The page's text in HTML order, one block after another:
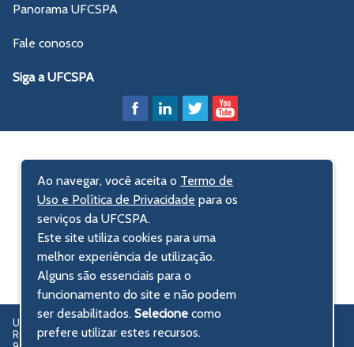
Panorama UFCSPA
Fale conosco
Siga a UFCSPA
UFCSPA – Universidade Federal de Ciências da Saúde de Porto Alegre
Rua Sarmento Leite, 245 - Centro Histórico
Ao navegar, você aceita o Termo de
Uso e Política de Privacidade para os
serviços da UFCSPA.
Este site utiliza cookies para uma
melhor experiência de utilização.
Alguns são essenciais para o
funcionamento do site e não podem
ser desabilitados.Selecionecomo
prefere utilizar estes recursos.